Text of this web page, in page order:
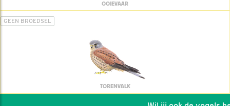
OOIEVAAR
GEEN BROEDSEL
TORENVALK